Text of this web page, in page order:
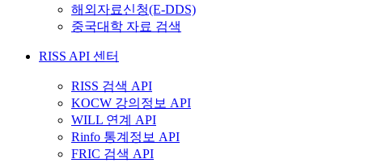
해외자료신청(E-DDS)
중국대학 자료 검색
RISS API 센터
RISS 검색 API
KOCW 강의정보 API
WILL 연계 API
Rinfo 통계정보 API
FRIC 검색 API